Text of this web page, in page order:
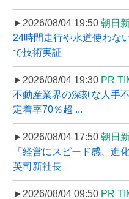
►2026/08/04 19:50 朝日
24時間走行や水道使わな
で技術実証
►2026/08/04 19:30 PR
不動産業界の深刻な人手
定着率70％超 ...
►2026/08/04 17:50 朝日
「経営にスピード感、進
英司新社長
►2026/08/04 09:50 PR